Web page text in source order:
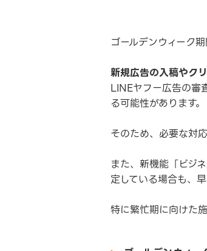
ゴールデンウィーク
新規広告の入稿やク
LINEヤフー広告の審
る可能性があります。
そのため、必要な対
また、新機能「ビジ
定している場合も、
特に繁忙期に向けた